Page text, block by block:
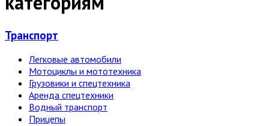
Транспорт
Легковые автомобили
Мотоциклы и мототехника
Грузовики и спецтехника
Аренда спецтехники
Водный транспорт
Прицепы